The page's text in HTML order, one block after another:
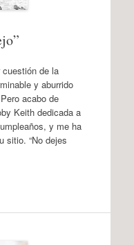
de la
y aburrido
acabo de
Keith dedicada a
y me ha
sitio. “No dejes